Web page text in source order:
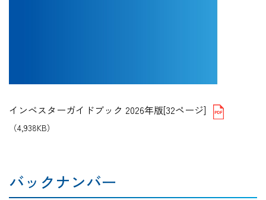
インベスターガイドブック 2026年版[32ページ]
（4,938KB）
バックナンバー